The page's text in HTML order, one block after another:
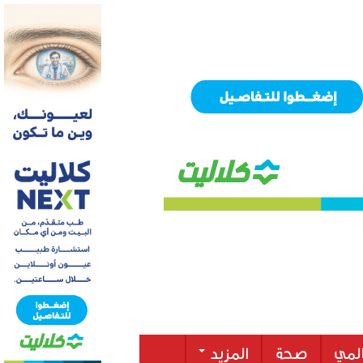
صحة المزيد